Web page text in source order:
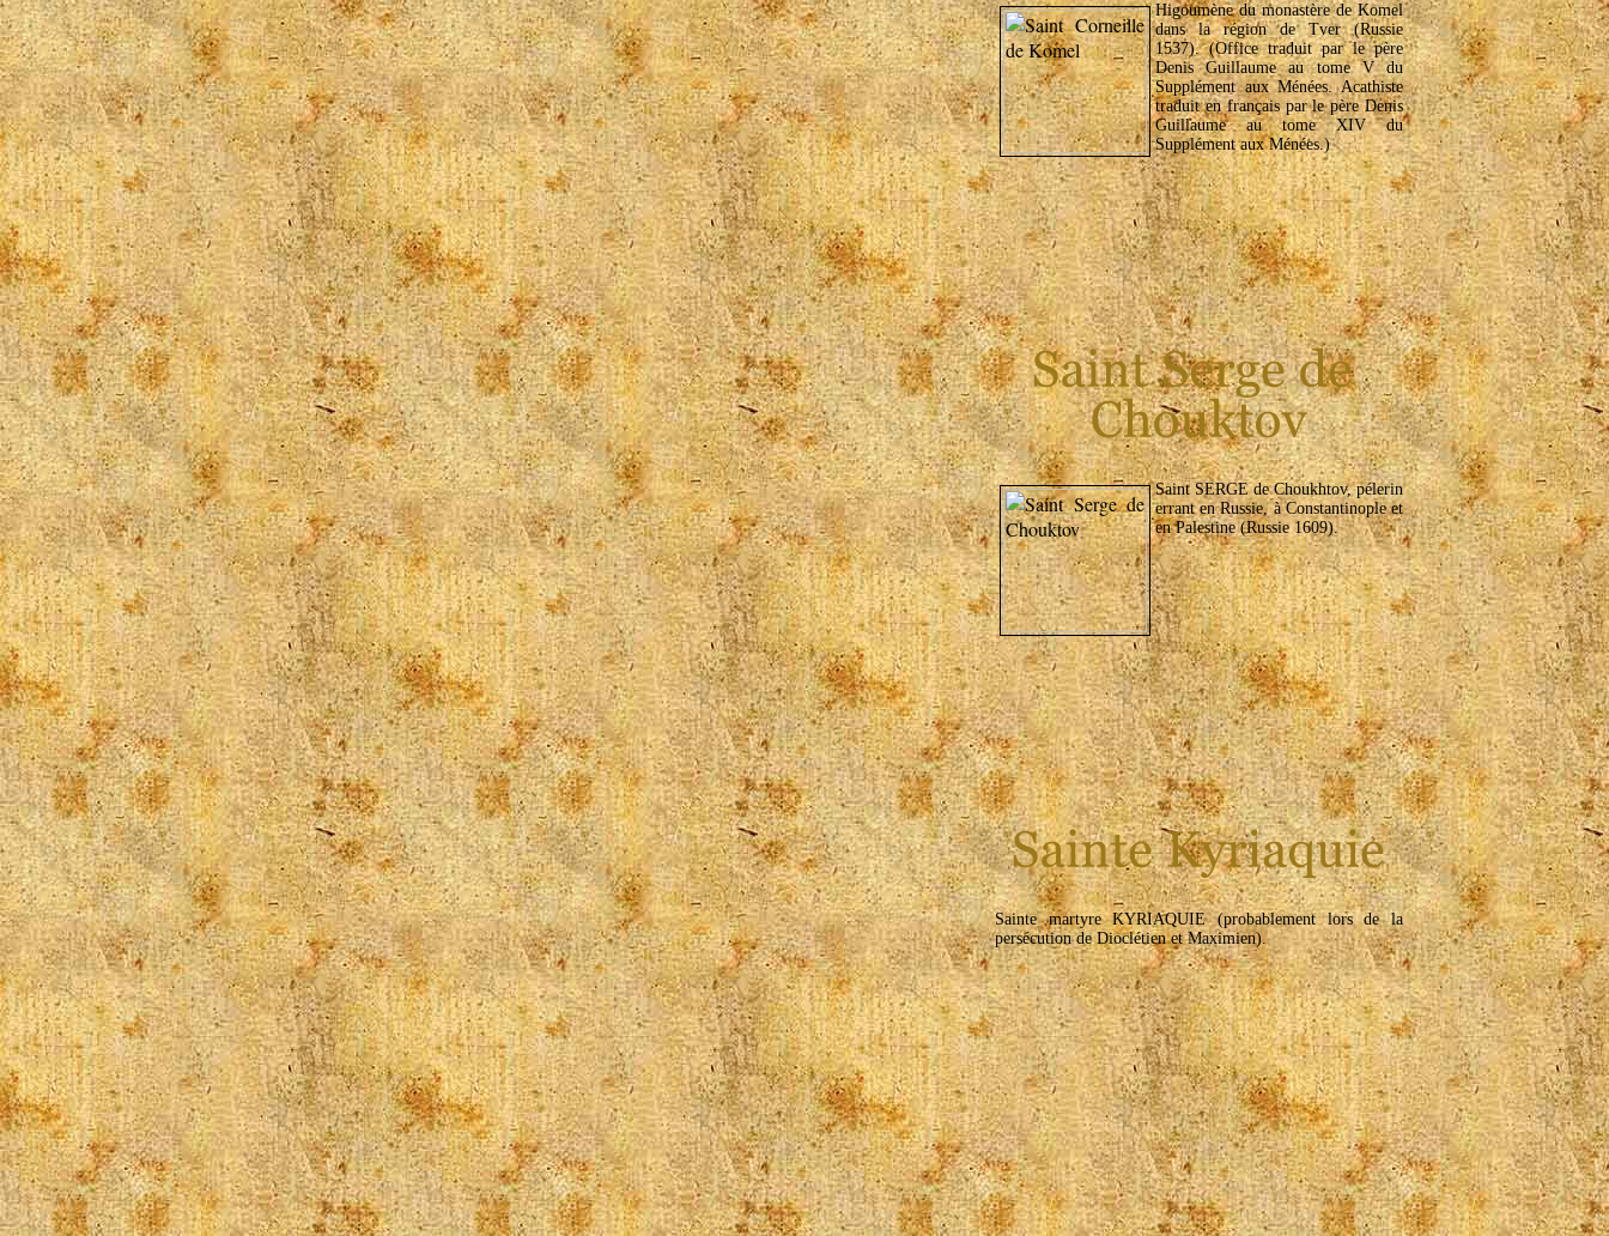
Higoumène du monastère de Komel
dans la région de Tver (Russie
1537). (Office traduit par le père
Denis Guillaume au tome V du
Supplément aux Ménées. Acathiste
traduit en français par le père Denis
Guillaume au tome XIV du
Supplément aux Ménées.)
Saint SERGE de Choukhtov, pélerin
errant en Russie, à Constantinople et
en Palestine (Russie 1609).
Sainte martyre KYRIAQUIE (probablement lors de la
persécution de Dioclétien et Maximien).